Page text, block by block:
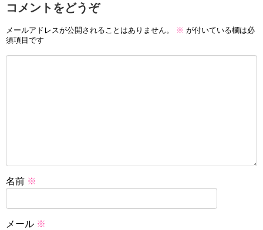
コメントをどうぞ
メールアドレスが公開されることはありません。 ※ が付いている欄は必
須項目です
名前 ※
メール ※